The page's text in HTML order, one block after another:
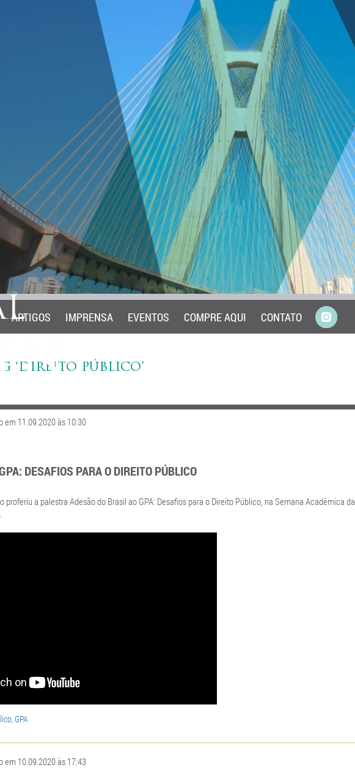
ARTIGOS IMPRENSA EVENTOS COMPRE AQUI CONTATO
‘DIREITO PÚBLICO’
em 11.09.2020 às 10:30
DESAFIOS PARA O DIREITO PÚBLICO
proferiu a palestra Adesão do Brasil ao GPA: Desafios para o Direito Público, na Semana Acadêmica da
,GPA
em 10.09.2020 às 17:43